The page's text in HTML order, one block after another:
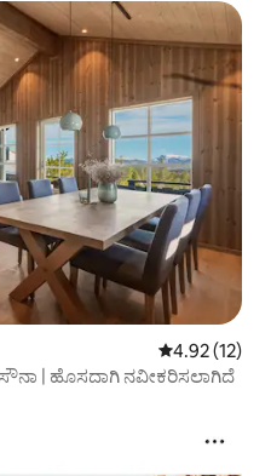
5 ರಲ್ಲಿ 4.92
4.92 (12)
ಸೌನಾ | ಹೊಸದಾಗಿ ನವೀಕರಿಸಲಾಗಿದೆ